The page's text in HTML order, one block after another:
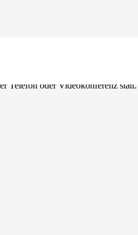
Telefon oder Videokonferenz statt.